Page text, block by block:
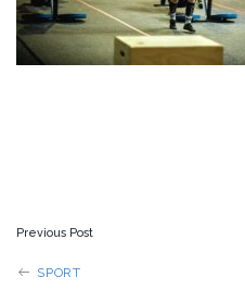
POST
NAVIGATION
Previous Post
SPORT